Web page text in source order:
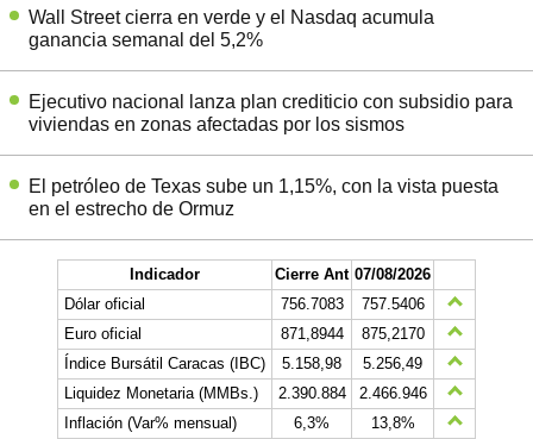
Wall Street cierra en verde y el Nasdaq acumula
ganancia semanal del 5,2%
Ejecutivo nacional lanza plan crediticio con subsidio para
viviendas en zonas afectadas por los sismos
El petróleo de Texas sube un 1,15%, con la vista puesta
en el estrecho de Ormuz
Indicador Cierre Ant 07/08/2026
Dólar oficial
756.7083
757.5406
Euro oficial
871,8944
875,2170
Índice Bursátil Caracas (IBC)
5.158,98
5.256,49
Liquidez Monetaria (MMBs.)
2.390.884
2.466.946
Inflación (Var% mensual)
6,3%
13,8%